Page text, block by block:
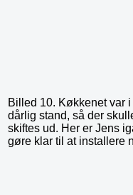
Billed 10. Køkkenet var
dårlig stand, så der
skiftes ud. Her er Jens
gøre klar til at installere